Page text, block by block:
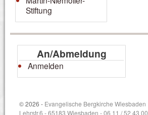
Stiftung
An/Abmeldung
Anmelden
© 2026 - Evangelische Bergkirche Wiesbaden
Lehrstr.6 - 65183 Wiesbaden - 06 11 / 52 43 00